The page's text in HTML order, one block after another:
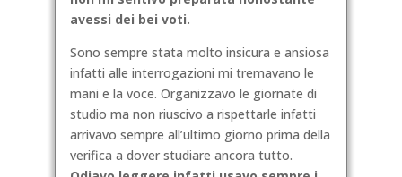
avessi dei bei voti.
Sono sempre stata molto insicura e ansiosa
infatti alle interrogazioni mi tremavano le
mani e la voce. Organizzavo le giornate di
studio ma non riuscivo a rispettarle infatti
arrivavo sempre all’ultimo giorno prima della
verifica a dover studiare ancora tutto.